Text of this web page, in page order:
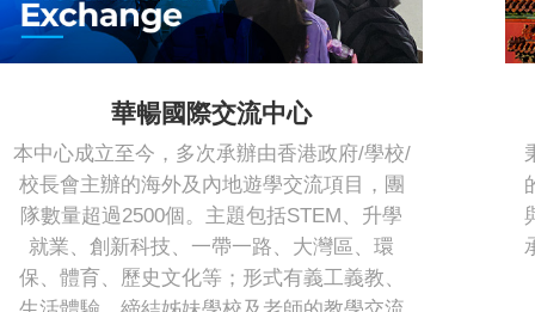
華暢國際交流中心
本中心成立至今，多次承辦由香港政府/學校/
校長會主辦的海外及內地遊學交流項目，團
隊數量超過2500個。主題包括STEM、升學
就業、創新科技、一帶一路、大灣區、環
保、體育、歷史文化等；形式有義工義教、